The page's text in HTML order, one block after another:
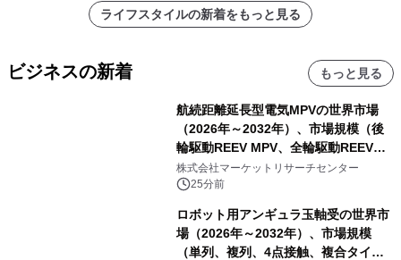
ライフスタイルの新着をもっと見る
ビジネスの新着 もっと見る
航続距離延長型電気MPVの世界市場
（2026年～2032年）、市場規模（後
輪駆動REEV MPV、全輪駆動REEV
MPV）・分析レポートを発表
株式会社マーケットリサーチセンター
25分前
ロボット用アンギュラ玉軸受の世界市
場（2026年～2032年）、市場規模
（単列、複列、4点接触、複合タイ